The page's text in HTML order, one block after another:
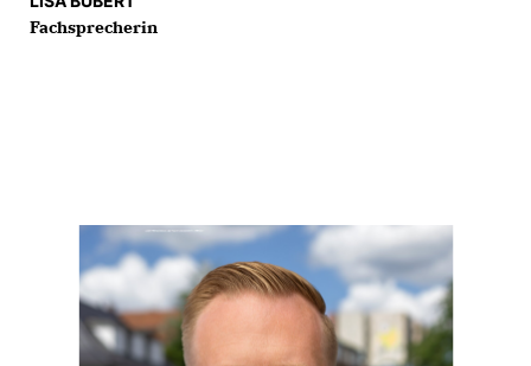
Fachsprecherin